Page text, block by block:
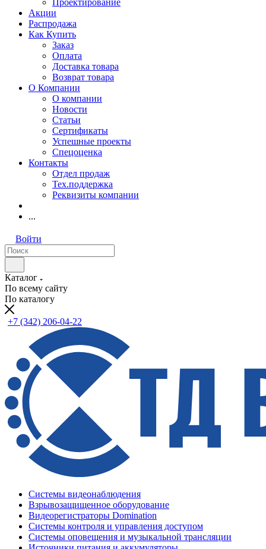
Проектирование
Акции
Распродажа
Как Купить
Заказ
Оплата
Доставка товара
Возврат товара
О Компании
О компании
Новости
Статьи
Сертификаты
Успешные проекты
Спецоценка
Контакты
Отдел продаж
Тех.поддержка
Реквизиты компании
...
Войти
Каталог
По всему сайту
По каталогу
+7 (342) 206-04-22
Системы видеонаблюдения
Взрывозащищенное оборудование
Видеорегистраторы Domination
Системы контроля и управления доступом
Системы оповещения и музыкальной трансляции